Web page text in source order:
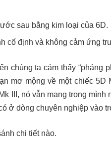
sau bằng kim loại của 6D.
cố định và không cảm ứng
chúng ta cảm thấy “phảng
mơ mộng về một chiếc 5D
III, nó vẫn mang trong mình
ở dòng chuyên nghiệp vào
chi tiết nào.